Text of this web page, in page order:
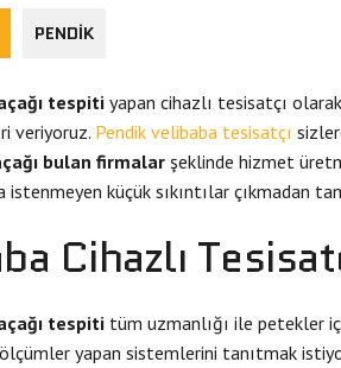
PENDIK
tespiti yapan cihazlı tesisatçı
veriyoruz. Pendik velibaba tesisatçı
bulan firmalar şeklinde hizmet
istenmeyen küçük sıkıntılar çıkmadan
Cihazlı
tespiti tüm uzmanlığı ile petekler
yapan sistemlerini tanıtmak